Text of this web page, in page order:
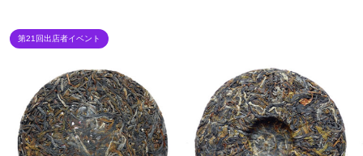
第21回出店者イベント